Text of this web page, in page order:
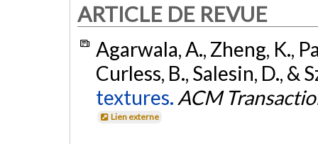
ARTICLE DE REVUE
Agarwala, A., Zheng, K.,
Curless, B., Salesin, D., &
textures. ACM
Lien externe